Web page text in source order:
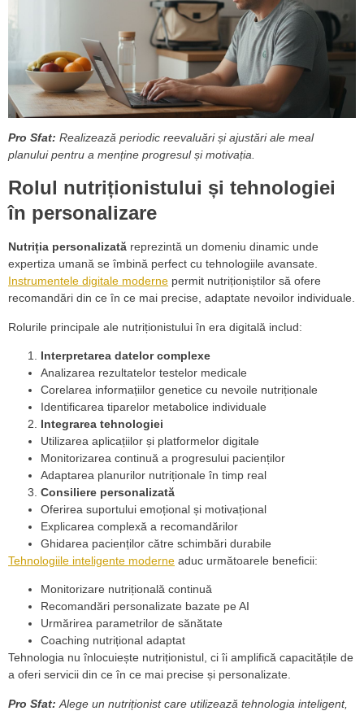
Pro Sfat: Realizează periodic reevaluări și ajustări ale meal
planului pentru a menține progresul și motivația.
Rolul nutriționistului și tehnologiei
în personalizare
Nutriția personalizată reprezintă un domeniu dinamic unde
expertiza umană se îmbină perfect cu tehnologiile avansate.
Instrumentele digitale moderne permit nutriționiștilor să ofere
recomandări din ce în ce mai precise, adaptate nevoilor individuale.
Rolurile principale ale nutriționistului în era digitală includ:
Interpretarea datelor complexe
Analizarea rezultatelor testelor medicale
Corelarea informațiilor genetice cu nevoile nutriționale
Identificarea tiparelor metabolice individuale
Integrarea tehnologiei
Utilizarea aplicațiilor și platformelor digitale
Monitorizarea continuă a progresului pacienților
Adaptarea planurilor nutriționale în timp real
Consiliere personalizată
Oferirea suportului emoțional și motivațional
Explicarea complexă a recomandărilor
Ghidarea pacienților către schimbări durabile
Tehnologiile inteligente moderne aduc următoarele beneficii:
Monitorizare nutrițională continuă
Recomandări personalizate bazate pe AI
Urmărirea parametrilor de sănătate
Coaching nutrițional adaptat
Tehnologia nu înlocuiește nutriționistul, ci îi amplifică capacitățile de
a oferi servicii din ce în ce mai precise și personalizate.
Pro Sfat: Alege un nutriționist care utilizează tehnologia inteligent,